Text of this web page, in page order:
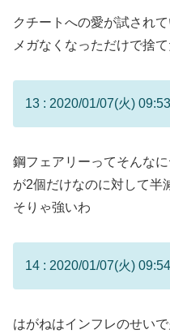
クチートへの愛が試されて
メガなくなっただけで捨
13 : 2020/01/07(火)
鋼フェアリーってそんな
が2個だけなのに対して半
そりゃ強いわ
14 : 2020/01/07(火)
はがねはインフレのせい